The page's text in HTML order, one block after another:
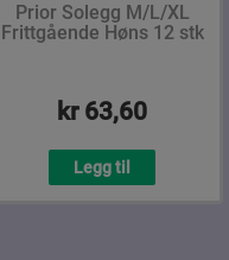
Prior Solegg M/L/XL
Frittgående Høns 12 stk
kr 63,60
Legg til